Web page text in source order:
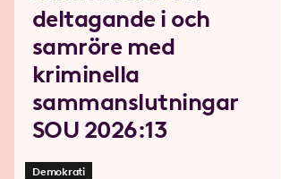
deltagande i och
samröre med
kriminella
sammanslutningar
SOU 2026:13
Demokrati